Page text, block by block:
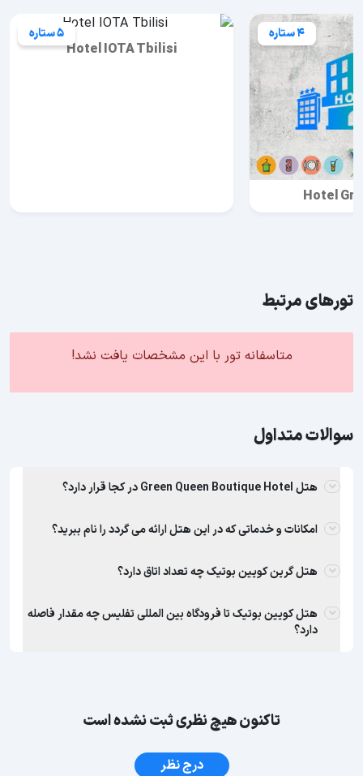
4 ستاره
Hotel
5 ستاره
Hotel IOTA Tbilisi
تورهای مرتبط
متاسفانه تور با این مشخصات یافت نشد!
سوالات متداول
هتل Green Queen Boutique Hotel در کجا قرار دارد؟
امکانات و خدماتی که در این هتل ارائه می گردد را نام ببرید؟
هتل گرین کویین بوتیک چه تعداد اتاق دارد؟
هتل کویین بوتیک تا فرودگاه بین المللی تفلیس چه مقدار فاصله
دارد؟
تاکنون هیچ نظری ثبت نشده است
درج نظر